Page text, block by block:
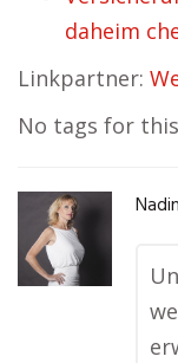
daheim
Linkpartner:
No tags for